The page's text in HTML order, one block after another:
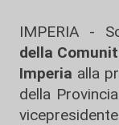
IMPERIA -
della
Imperia alla
della